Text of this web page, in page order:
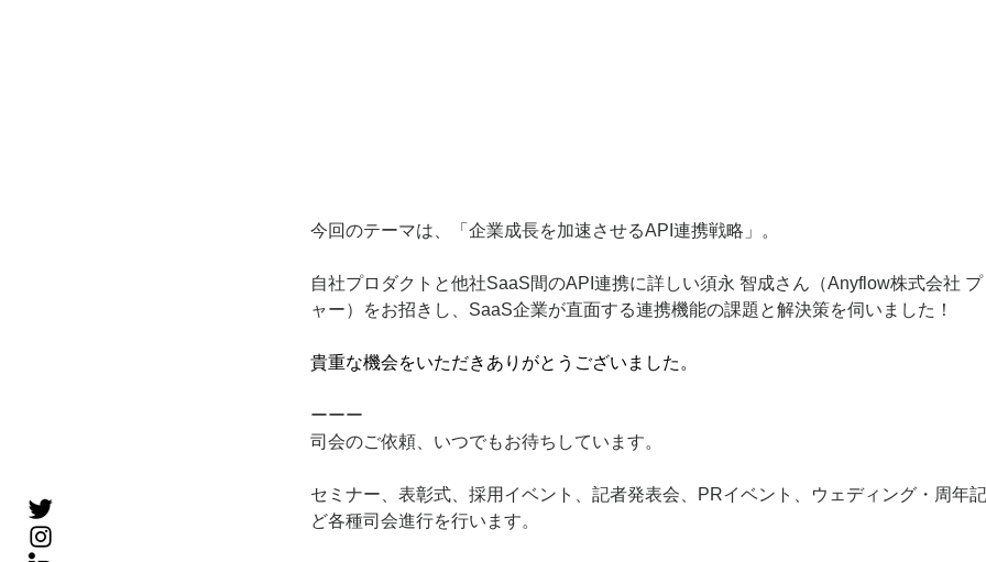
今回のテーマは、「企業成長を加速させるAPI連携戦略」。
自社プロダクトと他社SaaS間のAPI連携に詳しい須永 智成さん（Anyflow株式会社
ャー）をお招きし、SaaS企業が直面する連携機能の課題と解決策を伺いました！
貴重な機会をいただきありがとうございました。
ーーー
司会のご依頼、いつでもお待ちしています。
セミナー、表彰式、採用イベント、記者発表会、PRイベント、ウェディング・周年
ど各種司会進行を行います。